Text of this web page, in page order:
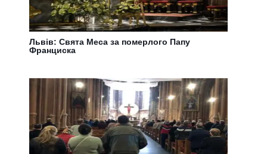
Львів: Свята Меса за померлого Папу
Франциска